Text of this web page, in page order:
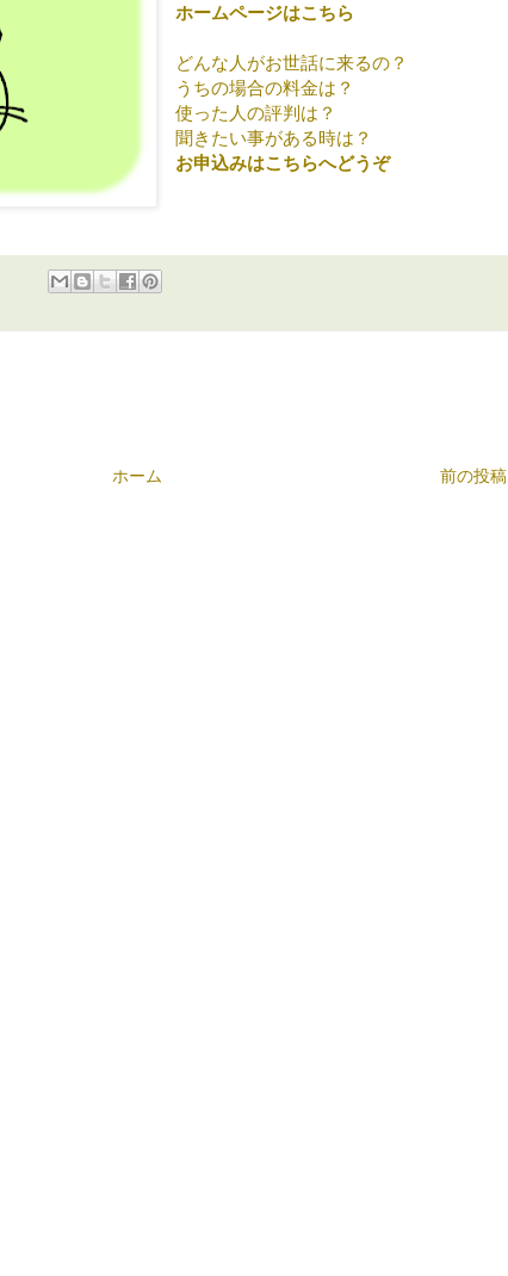
ホームページはこちら
どんな人がお世話に来るの？
うちの場合の料金は？
使った人の評判は？
聞きたい事がある時は？
お申込みはこちらへどうぞ
前の投稿
ホーム